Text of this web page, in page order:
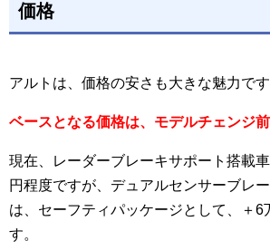
価格
アルトは、価格の安さも大きな魅力です
ベースとなる価格は、モデルチェンジ
現在、レーダーブレーキサポート搭載
円程度ですが、デュアルセンサーブレ
は、セーフティパッケージとして、＋6
す。